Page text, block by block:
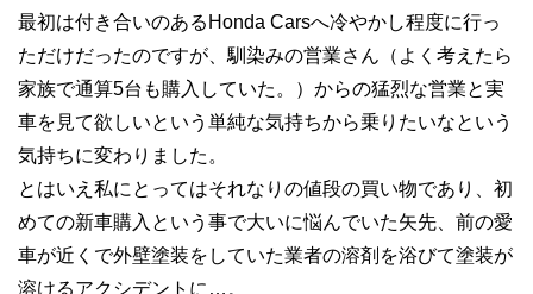
最初は付き合いのあるHonda Carsへ冷やかし程度に行っ
ただけだったのですが、馴染みの営業さん（よく考えたら
家族で通算5台も購入していた。）からの猛烈な営業と実
車を見て欲しいという単純な気持ちから乗りたいなという
気持ちに変わりました。
とはいえ私にとってはそれなりの値段の買い物であり、初
めての新車購入という事で大いに悩んでいた矢先、前の愛
車が近くで外壁塗装をしていた業者の溶剤を浴びて塗装が
溶けるアクシデントに…。